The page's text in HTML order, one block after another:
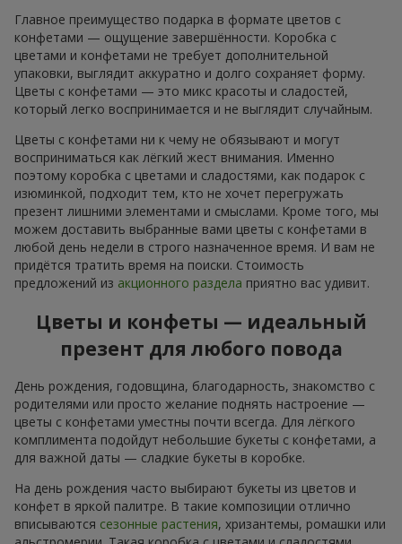
Главное преимущество подарка в формате цветов с
конфетами — ощущение завершённости. Коробка с
цветами и конфетами не требует дополнительной
упаковки, выглядит аккуратно и долго сохраняет форму.
Цветы с конфетами — это микс красоты и сладостей,
который легко воспринимается и не выглядит случайным.
Цветы с конфетами ни к чему не обязывают и могут
восприниматься как лёгкий жест внимания. Именно
поэтому коробка с цветами и сладостями, как подарок с
изюминкой, подходит тем, кто не хочет перегружать
презент лишними элементами и смыслами. Кроме того, мы
можем доставить выбранные вами цветы с конфетами в
любой день недели в строго назначенное время. И вам не
придётся тратить время на поиски. Стоимость
предложений из акционного раздела приятно вас удивит.
Цветы и конфеты — идеальный
презент для любого повода
День рождения, годовщина, благодарность, знакомство с
родителями или просто желание поднять настроение —
цветы с конфетами уместны почти всегда. Для лёгкого
комплимента подойдут небольшие букеты с конфетами, а
для важной даты — сладкие букеты в коробке.
На день рождения часто выбирают букеты из цветов и
конфет в яркой палитре. В такие композиции отлично
вписываются сезонные растения, хризантемы, ромашки или